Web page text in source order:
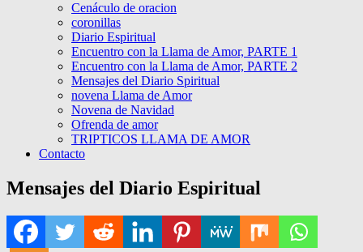
Cenáculo de oracion
coronillas
Diario Espiritual
Encuentro con la Llama de Amor, PARTE 1
Encuentro con la Llama de Amor, PARTE 2
Mensajes del Diario Spiritual
novena Llama de Amor
Novena de Navidad
Ofrenda de amor
TRIPTICOS LLAMA DE AMOR
Contacto
Mensajes del Diario Espiritual